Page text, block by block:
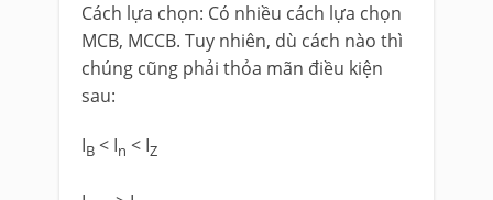
Cách lựa chọn: Có nhiều cách lựa chọn
MCB, MCCB. Tuy nhiên, dù cách nào thì
chúng cũng phải thỏa mãn điều kiện
sau:
IB < In < IZ